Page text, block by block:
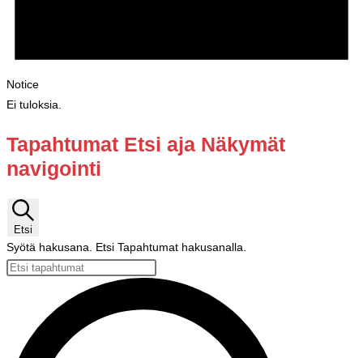
Notice
Ei tuloksia.
Tapahtumat Etsi aja Näkymät
navigointi
Etsi
Syötä hakusana. Etsi Tapahtumat hakusanalla.